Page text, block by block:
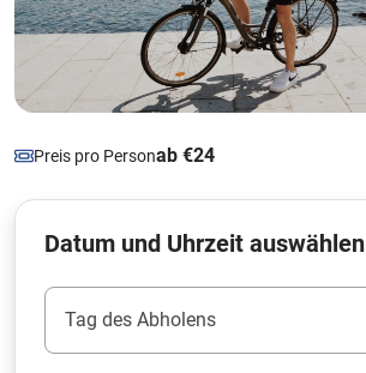
Preis pro Personab €24
Datum und Uhrzeit auswählen
Tag des Abholens